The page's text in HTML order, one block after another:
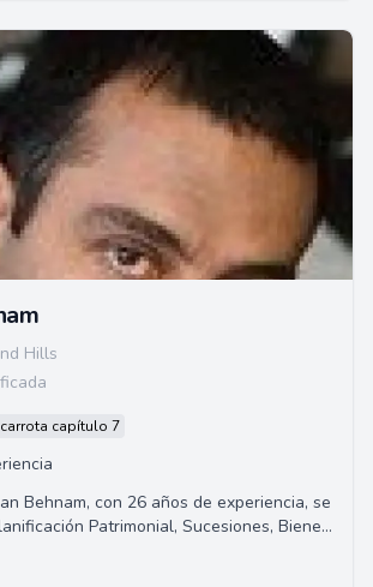
Hills
capítulo 7
Behnam, con 26 años de experiencia, se
Patrimonial, Sucesiones, Bienes
Ofrece servicios legales especializados